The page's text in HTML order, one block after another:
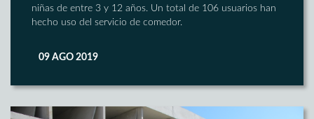
niñas de entre 3 y 12 años. Un total de 106 usuarios han
hecho uso del servicio de comedor.
09 AGO 2019